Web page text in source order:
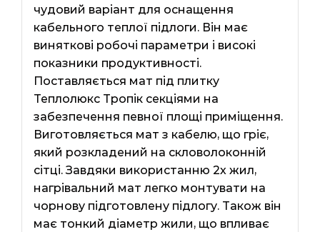
чудовий варіант для оснащення
кабельного теплої підлоги. Він має
виняткові робочі параметри і високі
показники продуктивності.
Поставляється мат під плитку
Теплолюкс Тропік секціями на
забезпечення певної площі приміщення.
Виготовляється мат з кабелю, що гріє,
який розкладений на скловолоконній
сітці. Завдяки використанню 2х жил,
нагрівальний мат легко монтувати на
чорнову підготовлену підлогу. Також він
має тонкий діаметр жили, що впливає